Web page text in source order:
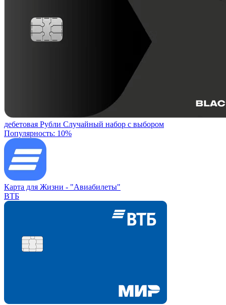
дебетовая Рубли Случайный набор с выбором
Популярность: 10%
Карта для Жизни - "Авиабилеты"
ВТБ